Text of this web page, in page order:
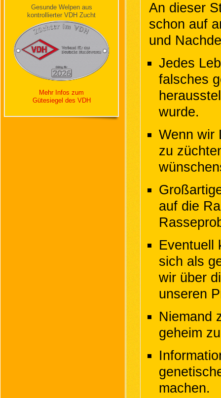
Gesunde Welpen aus
kontrollierter VDH Zucht
Mehr Infos zum
Gütesiegel des VDH
An dieser
schon auf
und
Jedes
falsches
wurde.
Wenn wir
zu
auf die
Eventuell
sich als
wir über
unseren
Niemand
geheim
machen.